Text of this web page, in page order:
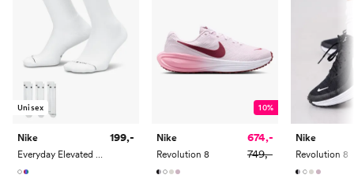
Unisex
Nike
Everyday Elevated Crew Socks 3pk
199,-
10%
Nike
Revolution 8
674,-
749,-
Nike
Revolution 8